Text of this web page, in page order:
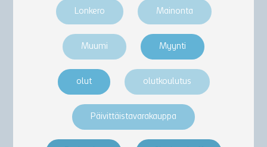
Lonkero Mainonta
Muumi Myynti
olut olutkoulutus
Päivittäistavarakauppa